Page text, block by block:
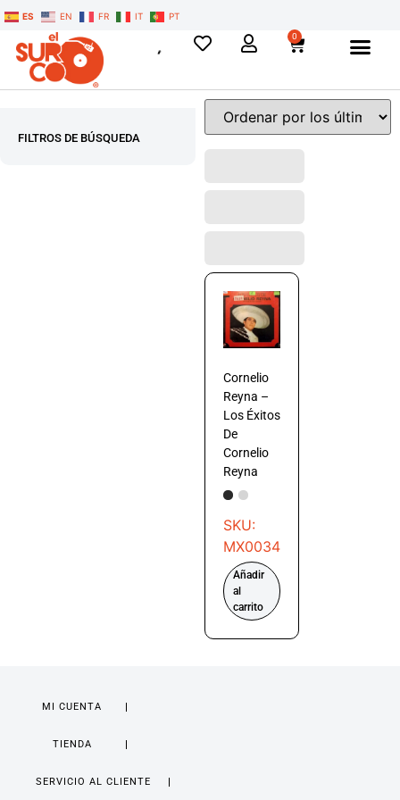
ES EN FR IT PT
0
FILTROS DE BÚSQUEDA
Cornelio
Reyna –
Los Éxitos
De
Cornelio
Reyna
SKU:
MX0034
Añadir
al
carrito
MI CUENTA
TIENDA
SERVICIO AL CLIENTE